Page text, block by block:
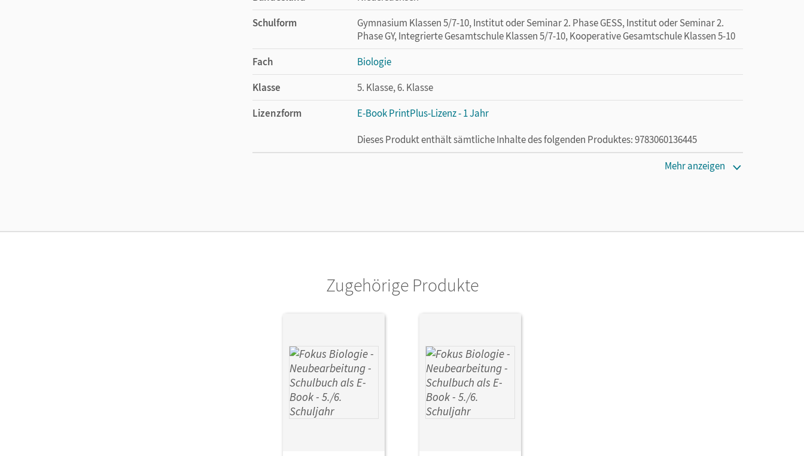
Schulform
Gymnasium Klassen 5/7-10, Institut oder Seminar 2. Phase GESS, Institut oder Seminar 2.
Phase GY, Integrierte Gesamtschule Klassen 5/7-10, Kooperative Gesamtschule Klassen 5-10
Fach
Biologie
Klasse
5. Klasse, 6. Klasse
Lizenzform
E-Book PrintPlus-Lizenz - 1 Jahr
Dieses Produkt enthält sämtliche Inhalte des folgenden Produktes: 9783060136445
Verlag
Cornelsen Verlag
Mehr anzeigen
Zugehörige Produkte